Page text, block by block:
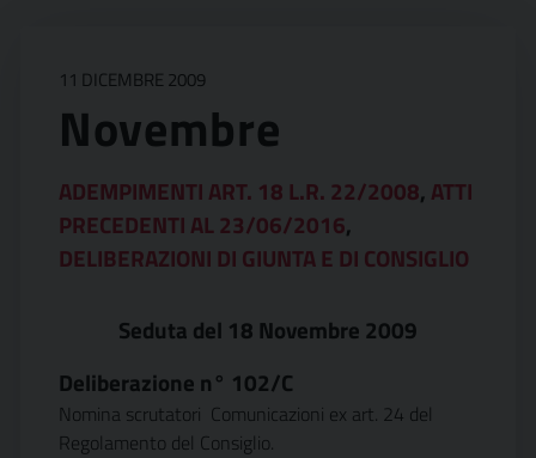
11 DICEMBRE 2009
Novembre
ADEMPIMENTI ART. 18 L.R. 22/2008, ATTI
PRECEDENTI AL 23/06/2016,
DELIBERAZIONI DI GIUNTA E DI CONSIGLIO
Seduta del 18 Novembre 2009
Deliberazione n° 102/C
Nomina scrutatori  Comunicazioni ex art. 24 del
Regolamento del Consiglio.